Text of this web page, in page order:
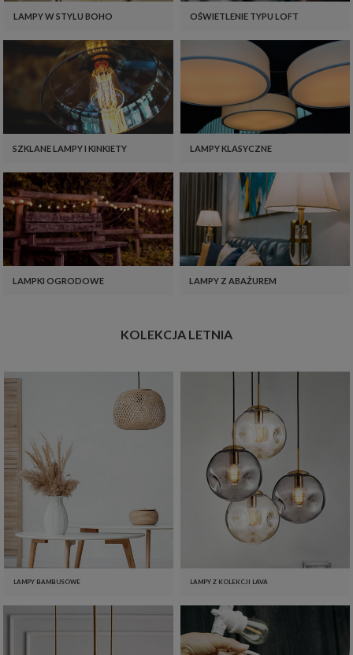
LAMPY W STYLU BOHO OŚWIETLENIE TYPU LOFT
SZKLANE LAMPY I KINKIETY LAMPY KLASYCZNE
LAMPKI OGRODOWE LAMPY Z ABAŻUREM
KOLEKCJA LETNIA
LAMPY BAMBUSOWE LAMPY Z KOLEKCJI LAVA